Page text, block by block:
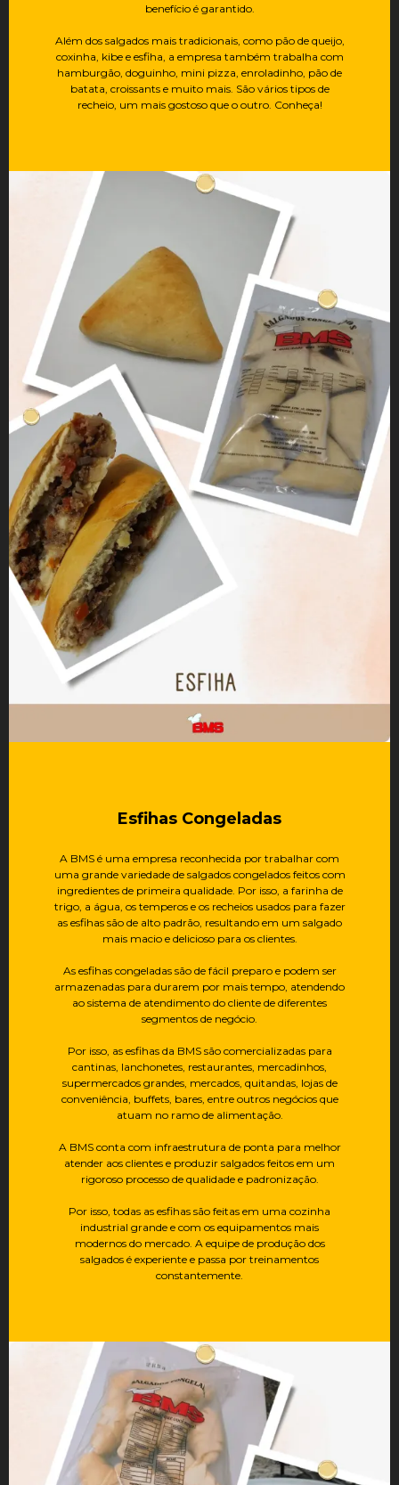
benefício é garantido.
Além dos salgados mais tradicionais, como pão de queijo,
coxinha, kibe e esfiha, a empresa também trabalha com
hamburgão, doguinho, mini pizza, enroladinho, pão de
batata, croissants e muito mais. São vários tipos de
recheio, um mais gostoso que o outro. Conheça!
Esfihas Congeladas
A BMS é uma empresa reconhecida por trabalhar com
uma grande variedade de salgados congelados feitos com
ingredientes de primeira qualidade. Por isso, a farinha de
trigo, a água, os temperos e os recheios usados para fazer
as esfihas são de alto padrão, resultando em um salgado
mais macio e delicioso para os clientes.
As esfihas congeladas são de fácil preparo e podem ser
armazenadas para durarem por mais tempo, atendendo
ao sistema de atendimento do cliente de diferentes
segmentos de negócio.
Por isso, as esfihas da BMS são comercializadas para
cantinas, lanchonetes, restaurantes, mercadinhos,
supermercados grandes, mercados, quitandas, lojas de
conveniência, buffets, bares, entre outros negócios que
atuam no ramo de alimentação.
A BMS conta com infraestrutura de ponta para melhor
atender aos clientes e produzir salgados feitos em um
rigoroso processo de qualidade e padronização.
Por isso, todas as esfihas são feitas em uma cozinha
industrial grande e com os equipamentos mais
modernos do mercado. A equipe de produção dos
salgados é experiente e passa por treinamentos
constantemente.